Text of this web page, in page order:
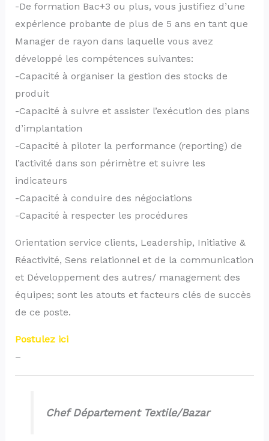
-De formation Bac+3 ou plus, vous justifiez d’une
expérience probante de plus de 5 ans en tant que
Manager de rayon dans laquelle vous avez
développé les compétences suivantes:
-Capacité à organiser la gestion des stocks de
produit
-Capacité à suivre et assister l’exécution des plans
d’implantation
-Capacité à piloter la performance (reporting) de
l’activité dans son périmètre et suivre les
indicateurs
-Capacité à conduire des négociations
-Capacité à respecter les procédures
Orientation service clients, Leadership, Initiative &
Réactivité, Sens relationnel et de la communication
et Développement des autres/ management des
équipes; sont les atouts et facteurs clés de succès
de ce poste.
Postulez ici
–
Chef Département Textile/Bazar